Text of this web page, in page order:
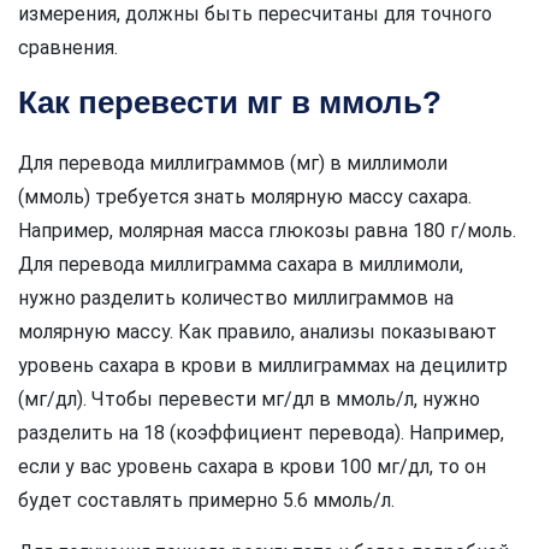
измерения, должны быть пересчитаны для точного
сравнения.
Как перевести мг в ммоль?
Для перевода миллиграммов (мг) в миллимоли
(ммоль) требуется знать молярную массу сахара.
Например, молярная масса глюкозы равна 180 г/моль.
Для перевода миллиграмма сахара в миллимоли,
нужно разделить количество миллиграммов на
молярную массу. Как правило, анализы показывают
уровень сахара в крови в миллиграммах на децилитр
(мг/дл). Чтобы перевести мг/дл в ммоль/л, нужно
разделить на 18 (коэффициент перевода). Например,
если у вас уровень сахара в крови 100 мг/дл, то он
будет составлять примерно 5.6 ммоль/л.